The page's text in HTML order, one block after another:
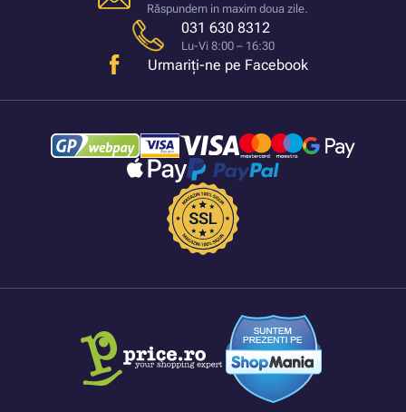
Răspundem in maxim doua zile.
031 630 8312
Lu-Vi 8:00 – 16:30
Urmariți-ne pe Facebook